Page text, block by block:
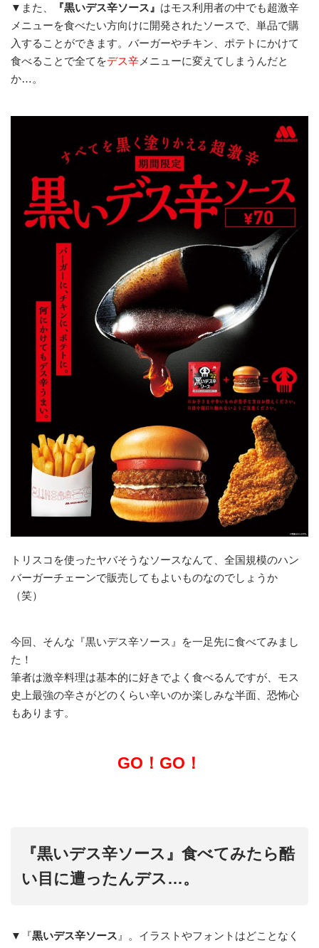
▼また、 『黒いデス辛ソース』 はモス利用者の中でも超激辛
メニューを食べたい方向けに開発されたソースで、単品で購
入することができます。バーガーやチキン、ポテトにかけて
食べることで全てをデス辛 メニューに変えてしまうんだと
か…。
トリスコを使ったヤバそうなソースなんて、全国規模のハン
バーガーチェーンで販売してもよいものなのでしょうか
（笑）
今回、そんな『黒いデス辛ソース』を一足先に食べてみまし
た！
筆者は激辛料理は基本的に好きでよく食べるんですが、モス
史上最強の辛さがどのくらい辛いのか楽しみな半面、恐怖心
もあります。
GO！GO！
『黒いデス辛ソース』食べてみたら酷
い目に遭ったんデス…。
▼『黒いデス辛ソース 』。イラストやフォントはどことなく